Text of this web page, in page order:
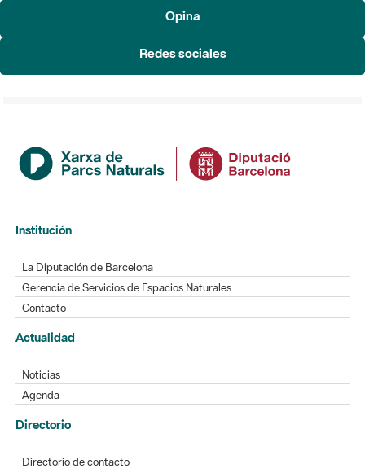
Opina
Redes sociales
Institución
La Diputación de Barcelona
Gerencia de Servicios de Espacios Naturales
Contacto
Actualidad
Noticias
Agenda
Directorio
Directorio de contacto